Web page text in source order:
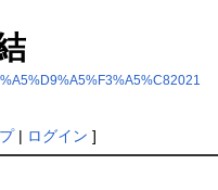
| ログイン ]